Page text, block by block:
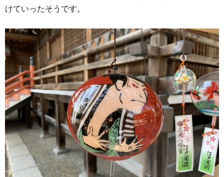
けていったそうです。